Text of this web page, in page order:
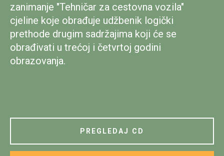
zanimanje "Tehničar za cestovna vozila"
cjeline koje obrađuje udžbenik logički
prethode drugim sadržajima koji će se
obrađivati u trećoj i četvrtoj godini
obrazovanja.
PREGLEDAJ CD